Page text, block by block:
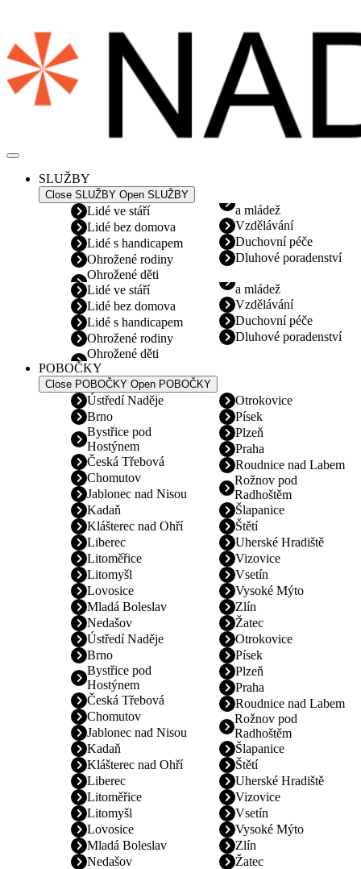
obsahu
SLUŽBY
Close SLUŽBY Open SLUŽBY
Lidé ve stáří
Lidé bez domova
Lidé s handicapem
Ohrožené rodiny
Ohrožené děti
a mládež
Vzdělávání
Duchovní péče
Dluhové poradenství
Lidé ve stáří
Lidé bez domova
Lidé s handicapem
Ohrožené rodiny
Ohrožené děti
a mládež
Vzdělávání
Duchovní péče
Dluhové poradenství
POBOČKY
Close POBOČKY Open POBOČKY
Ústředí Naděje
Brno
Bystřice pod
Hostýnem
Česká Třebová
Chomutov
Jablonec nad Nisou
Kadaň
Klášterec nad Ohří
Liberec
Litoměřice
Litomyšl
Lovosice
Mladá Boleslav
Nedašov
Otrokovice
Písek
Plzeň
Praha
Roudnice nad Labem
Rožnov pod
Radhoštěm
Šlapanice
Štětí
Uherské Hradiště
Vizovice
Vsetín
Vysoké Mýto
Zlín
Žatec
Ústředí Naděje
Brno
Bystřice pod
Hostýnem
Česká Třebová
Chomutov
Jablonec nad Nisou
Kadaň
Klášterec nad Ohří
Liberec
Litoměřice
Litomyšl
Lovosice
Mladá Boleslav
Nedašov
Otrokovice
Písek
Plzeň
Praha
Roudnice nad Labem
Rožnov pod
Radhoštěm
Šlapanice
Štětí
Uherské Hradiště
Vizovice
Vsetín
Vysoké Mýto
Zlín
Žatec